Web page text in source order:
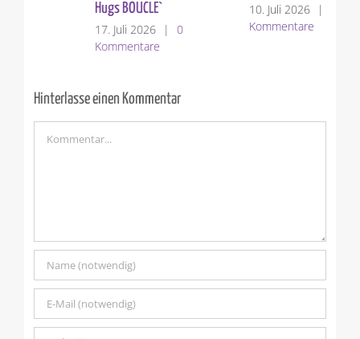
Hugs BOUCLE`
| 0
Kommentare
| 4
Kommentare
Hinterlasse einen Kommentar
Kommentar